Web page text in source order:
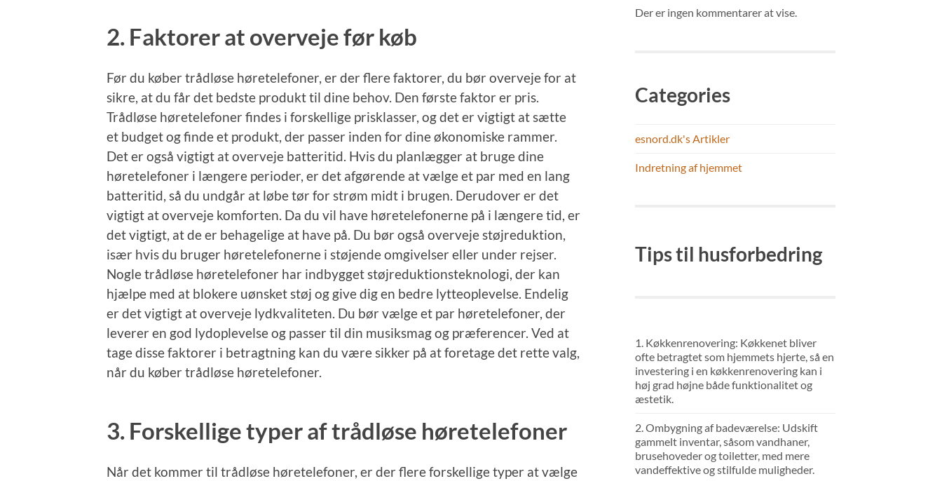
2. Faktorer at overveje før køb
Før du køber trådløse høretelefoner, er der flere faktorer, du bør overveje for at
sikre, at du får det bedste produkt til dine behov. Den første faktor er pris.
Trådløse høretelefoner findes i forskellige prisklasser, og det er vigtigt at sætte
et budget og finde et produkt, der passer inden for dine økonomiske rammer.
Det er også vigtigt at overveje batteritid. Hvis du planlægger at bruge dine
høretelefoner i længere perioder, er det afgørende at vælge et par med en lang
batteritid, så du undgår at løbe tør for strøm midt i brugen. Derudover er det
vigtigt at overveje komforten. Da du vil have høretelefonerne på i længere tid, er
det vigtigt, at de er behagelige at have på. Du bør også overveje støjreduktion,
især hvis du bruger høretelefonerne i støjende omgivelser eller under rejser.
Nogle trådløse høretelefoner har indbygget støjreduktionsteknologi, der kan
hjælpe med at blokere uønsket støj og give dig en bedre lytteoplevelse. Endelig
er det vigtigt at overveje lydkvaliteten. Du bør vælge et par høretelefoner, der
leverer en god lydoplevelse og passer til din musiksmag og præferencer. Ved at
tage disse faktorer i betragtning kan du være sikker på at foretage det rette valg,
når du køber trådløse høretelefoner.
3. Forskellige typer af trådløse høretelefoner
Når det kommer til trådløse høretelefoner, er der flere forskellige typer at vælge
Der er ingen kommentarer at vise.
Categories
esnord.dk's Artikler
Indretning af hjemmet
Tips til husforbedring
1. Køkkenrenovering: Køkkenet bliver
ofte betragtet som hjemmets hjerte, så en
investering i en køkkenrenovering kan i
høj grad højne både funktionalitet og
æstetik.
2. Ombygning af badeværelse: Udskift
gammelt inventar, såsom vandhaner,
brusehoveder og toiletter, med mere
vandeffektive og stilfulde muligheder.